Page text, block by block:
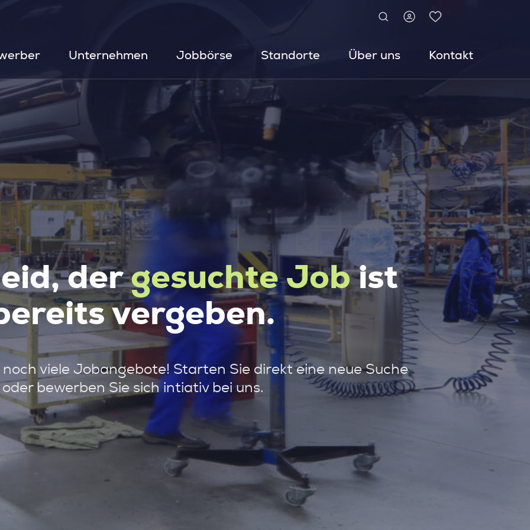
Unternehmen Jobbörse Standorte Über uns Kontakt
dergesuchte Jobist
vergeben.
viele Jobangebote! Starten Sie direkt eine neue Suche
oder bewerben Sie sich intiativ bei uns.